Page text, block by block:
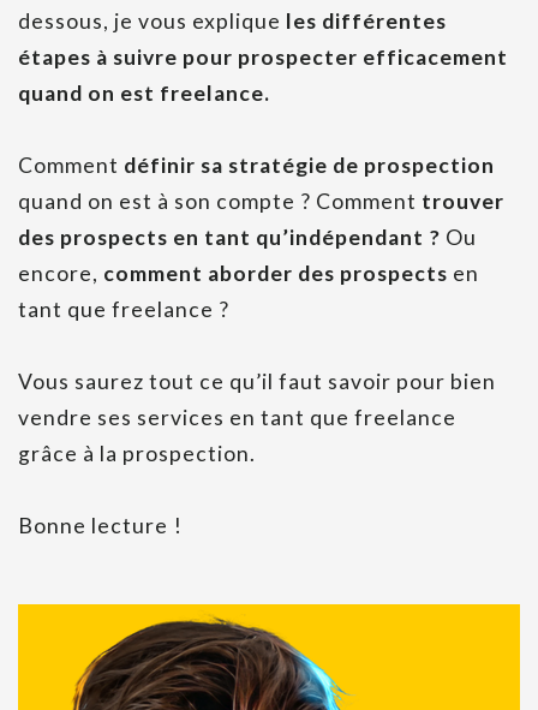
dessous, je vous explique les différentes
étapes à suivre pour prospecter efficacement
quand on est freelance.
Comment définir sa stratégie de prospection
quand on est à son compte ? Comment trouver
des prospects en tant qu’indépendant ? Ou
encore, comment aborder des prospects en
tant que freelance ?
Vous saurez tout ce qu’il faut savoir pour bien
vendre ses services en tant que freelance
grâce à la prospection.
Bonne lecture !